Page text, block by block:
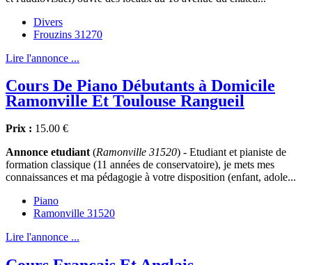
Divers
Frouzins 31270
Lire l'annonce ...
Cours De Piano Débutants à Domicile
Ramonville Et Toulouse Rangueil
Prix : 15.00 €
Annonce etudiant (Ramonville 31520) - Etudiant et pianiste de
formation classique (11 années de conservatoire), je mets mes
connaissances et ma pédagogie à votre disposition (enfant, adole...
Piano
Ramonville 31520
Lire l'annonce ...